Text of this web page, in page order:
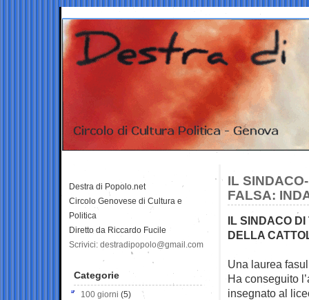
IL
FALSA:
IL SINDACO
DELLA
Una laurea
Ha conseguito
insegnato al
Destra di Popolo.net
Circolo Genovese di Cultura e
Politica
Diretto da Riccardo Fucile
Scrivici: destradipopolo@gmail.com
Categorie
100 giorni (5)